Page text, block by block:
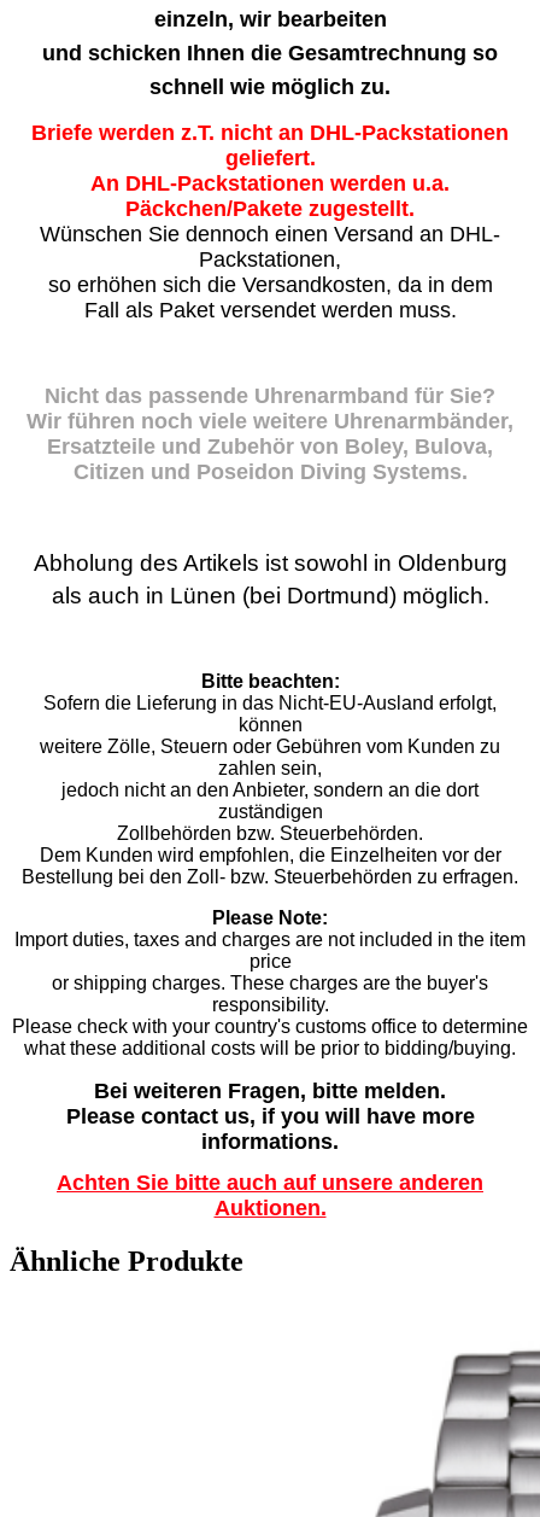
einzeln, wir bearbeiten
und schicken Ihnen die Gesamtrechnung so
schnell wie möglich zu.
Briefe werden z.T. nicht an DHL-Packstationen
geliefert.
An DHL-Packstationen werden u.a.
Päckchen/Pakete zugestellt.
Wünschen Sie dennoch einen Versand an DHL-
Packstationen,
so erhöhen sich die Versandkosten, da in dem
Fall als Paket versendet werden muss.
Nicht das passende Uhrenarmband für Sie?
Wir führen noch viele weitere Uhrenarmbänder,
Ersatzteile und Zubehör von Boley, Bulova,
Citizen und Poseidon Diving Systems.
Abholung des Artikels ist sowohl in Oldenburg
als auch in Lünen (bei Dortmund) möglich.
Bitte beachten:
Sofern die Lieferung in das Nicht-EU-Ausland erfolgt,
können
weitere Zölle, Steuern oder Gebühren vom Kunden zu
zahlen sein,
jedoch nicht an den Anbieter, sondern an die dort
zuständigen
Zollbehörden bzw. Steuerbehörden.
Dem Kunden wird empfohlen, die Einzelheiten vor der
Bestellung bei den Zoll- bzw. Steuerbehörden zu erfragen.
Please Note:
Import duties, taxes and charges are not included in the item
price
or shipping charges. These charges are the buyer's
responsibility.
Please check with your country's customs office to determine
what these additional costs will be prior to bidding/buying.
Bei weiteren Fragen, bitte melden.
Please contact us, if you will have more
informations.
Achten Sie bitte auch auf unsere anderen
Auktionen.
Ähnliche Produkte